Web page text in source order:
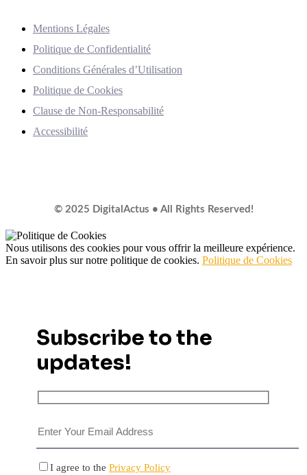
Mentions Légales
Politique de Confidentialité
Conditions Générales d’Utilisation
Politique de Cookies
Clause de Non-Responsabilité
Accessibilité
© 2025 DigitalActus • All Rights Reserved!
Nous utilisons des cookies pour vous offrir la meilleure expérience.
En savoir plus sur notre politique de cookies. Politique de Cookies
Subscribe to the
updates!
I agree to the Privacy Policy